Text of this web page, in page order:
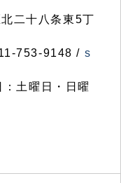
二十八条東5丁
753-9148 / s
土曜日・日曜